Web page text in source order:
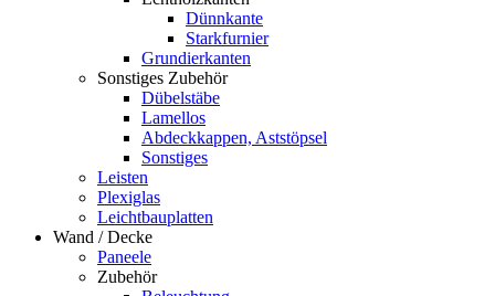
Dünnkante
Starkfurnier
Grundierkanten
Sonstiges Zubehör
Dübelstäbe
Lamellos
Abdeckkappen, Aststöpsel
Sonstiges
Leisten
Plexiglas
Leichtbauplatten
Wand / Decke
Paneele
Zubehör